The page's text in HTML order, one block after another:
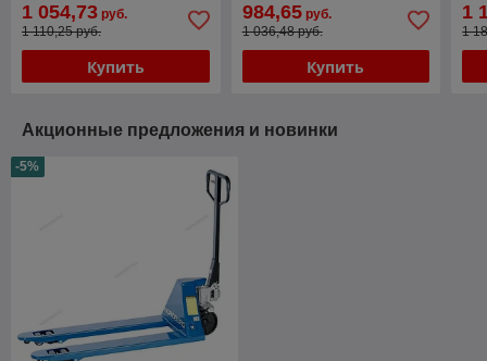
колесами NORDBERG
N3902S-25
1 054,73 руб.
1 110,25 руб.
Купить
колесами NORDBERG
N3902-25
984,65руб.
1 036,48 руб.
Купить
1
1
Акционные предложения и новинки
-5%